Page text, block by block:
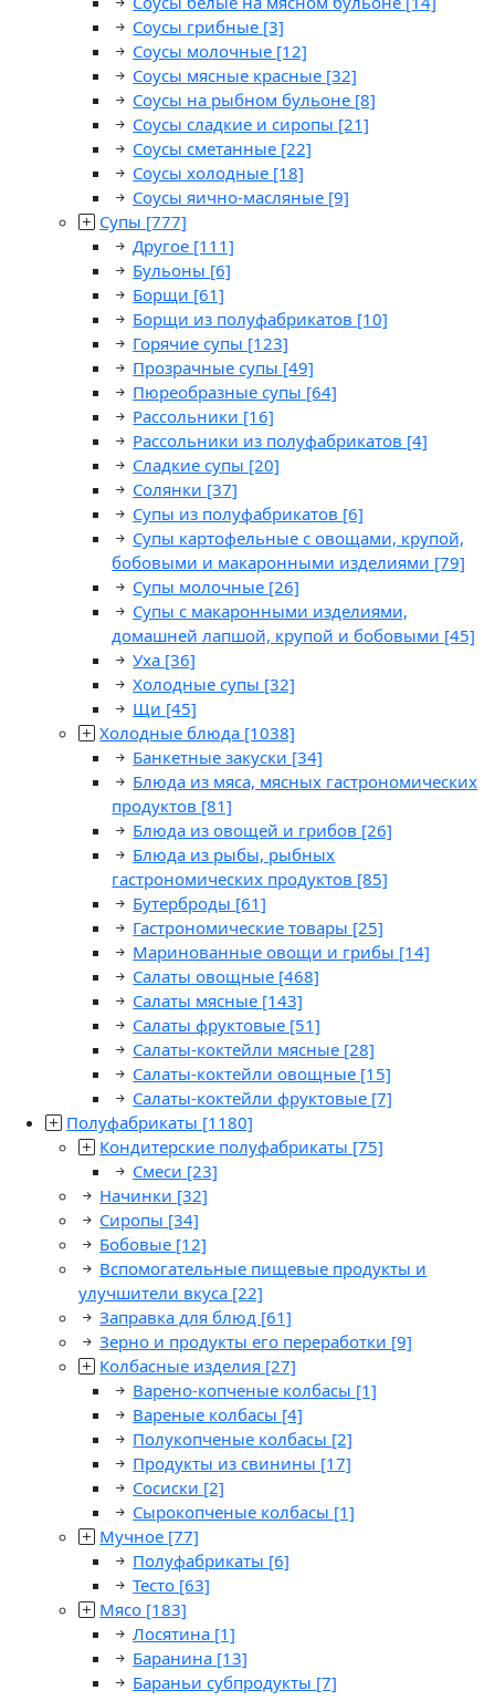
Соусы грибные [3]
Соусы молочные [12]
Соусы мясные красные [32]
Соусы на рыбном бульоне [8]
Соусы сладкие и сиропы [21]
Соусы сметанные [22]
Соусы холодные [18]
Соусы яично-масляные [9]
Супы [777]
Другое [111]
Бульоны [6]
Борщи [61]
Борщи из полуфабрикатов [10]
Горячие супы [123]
Прозрачные супы [49]
Пюреобразные супы [64]
Рассольники [16]
Рассольники из полуфабрикатов [4]
Сладкие супы [20]
Солянки [37]
Супы из полуфабрикатов [6]
Супы картофельные с овощами, крупой,
бобовыми и макаронными изделиями [79]
Супы молочные [26]
Супы с макаронными изделиями,
домашней лапшой, крупой и бобовыми [45]
Уха [36]
Холодные супы [32]
Щи [45]
Холодные блюда [1038]
Банкетные закуски [34]
Блюда из мяса, мясных гастрономических
продуктов [81]
Блюда из овощей и грибов [26]
Блюда из рыбы, рыбных
гастрономических продуктов [85]
Бутерброды [61]
Гастрономические товары [25]
Маринованные овощи и грибы [14]
Салаты овощные [468]
Салаты мясные [143]
Салаты фруктовые [51]
Салаты-коктейли мясные [28]
Салаты-коктейли овощные [15]
Салаты-коктейли фруктовые [7]
Полуфабрикаты [1180]
Кондитерские полуфабрикаты [75]
Смеси [23]
Начинки [32]
Сиропы [34]
Бобовые [12]
Вспомогательные пищевые продукты и
улучшители вкуса [22]
Заправка для блюд [61]
Зерно и продукты его переработки [9]
Колбасные изделия [27]
Варено-копченые колбасы [1]
Вареные колбасы [4]
Полукопченые колбасы [2]
Продукты из свинины [17]
Сосиски [2]
Сырокопченые колбасы [1]
Мучное [77]
Полуфабрикаты [6]
Тесто [63]
Мясо [183]
Лосятина [1]
Баранина [13]
Бараньи субпродукты [7]